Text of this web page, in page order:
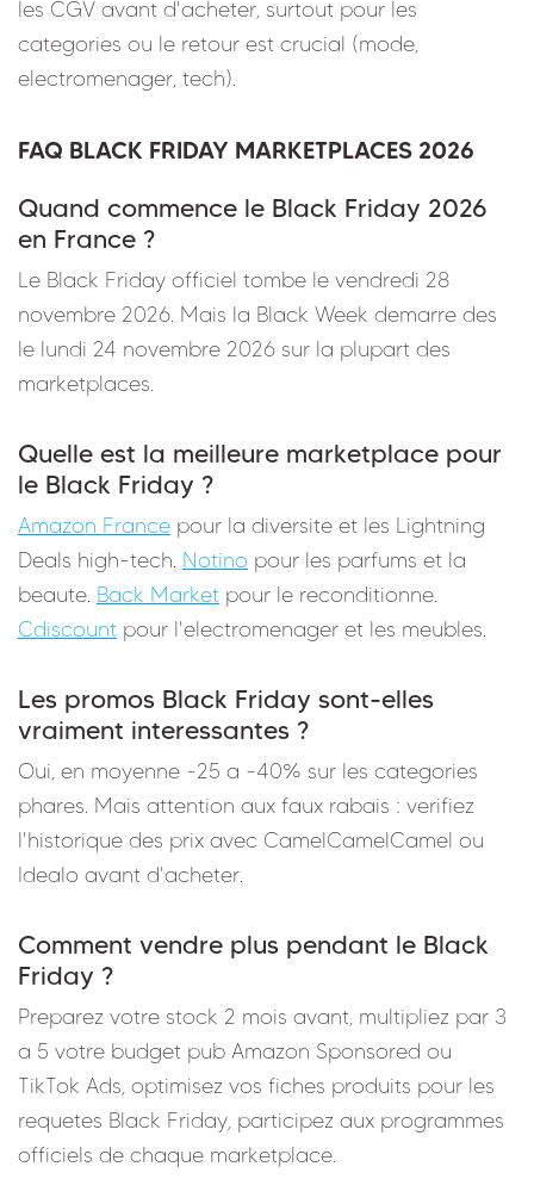
les CGV avant d'acheter, surtout pour les
categories ou le retour est crucial (mode,
electromenager, tech).
FAQ BLACK FRIDAY MARKETPLACES 2026
Quand commence le Black Friday 2026
en France ?
Le Black Friday officiel tombe le vendredi 28
novembre 2026. Mais la Black Week demarre des
le lundi 24 novembre 2026 sur la plupart des
marketplaces.
Quelle est la meilleure marketplace pour
le Black Friday ?
Amazon France pour la diversite et les Lightning
Deals high-tech. Notino pour les parfums et la
beaute. Back Market pour le reconditionne.
Cdiscount pour l'electromenager et les meubles.
Les promos Black Friday sont-elles
vraiment interessantes ?
Oui, en moyenne -25 a -40% sur les categories
phares. Mais attention aux faux rabais : verifiez
l'historique des prix avec CamelCamelCamel ou
Idealo avant d'acheter.
Comment vendre plus pendant le Black
Friday ?
Preparez votre stock 2 mois avant, multipliez par 3
a 5 votre budget pub Amazon Sponsored ou
TikTok Ads, optimisez vos fiches produits pour les
requetes Black Friday, participez aux programmes
officiels de chaque marketplace.